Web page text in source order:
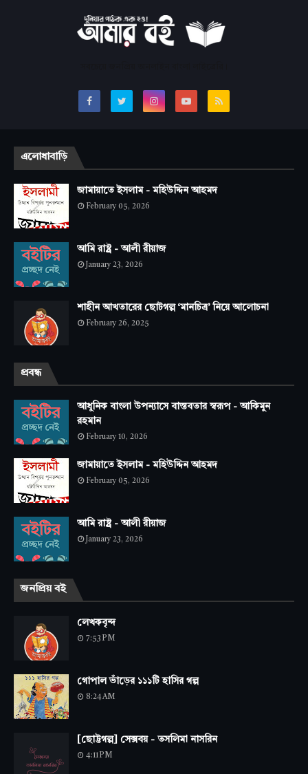
এলোধাবাড়ি
জামায়াতে ইসলাম - মহিউদ্দিন আহমদ
February 05, 2026
আমি রাষ্ট্র - আলী রীয়াজ
January 23, 2026
শাহীন আখতারের ছোটগল্প ‘মানচিত্র’ নিয়ে আলোচনা
February 26, 2025
প্রবন্ধ
আধুনিক বাংলা উপন্যাসে বাস্তবতার স্বরূপ - আকিমুন
রহমান
February 10, 2026
জামায়াতে ইসলাম - মহিউদ্দিন আহমদ
February 05, 2026
আমি রাষ্ট্র - আলী রীয়াজ
January 23, 2026
জনপ্রিয় বই
লেখকবৃন্দ
7:53 PM
গোপাল ভাঁড়ের ১১১টি হাসির গল্প
8:24 AM
[ছোট্টগল্প] সেক্সবয় - তসলিমা নাসরিন
4:11 PM